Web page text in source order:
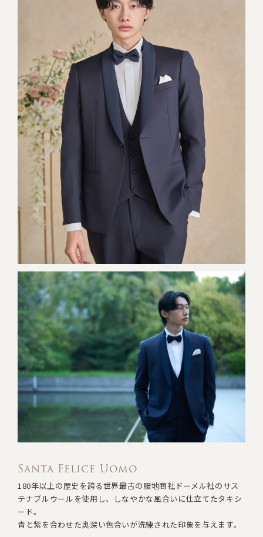
Santa Felice Uomo
180年以上の歴史を誇る世界最古の服地商社 ドーメル社のサス
テナブルウールを使用し、
しなやかな風合いに仕立てたタキシ
ード。
青と紫を合わせた奥深い色合いが洗練された印象を与えます。